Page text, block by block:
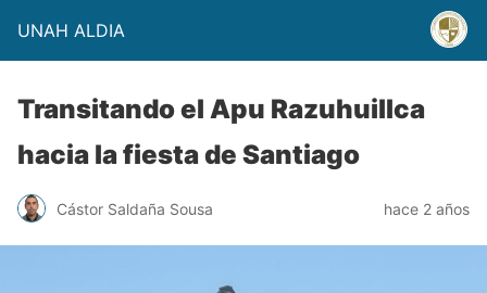
UNAH ALDIA
Transitando el Apu Razuhuillca
hacia la fiesta de Santiago
Cástor Saldaña Sousa hace 2 años